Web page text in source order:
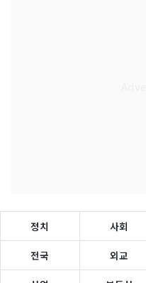
정치 사회
전국 외교